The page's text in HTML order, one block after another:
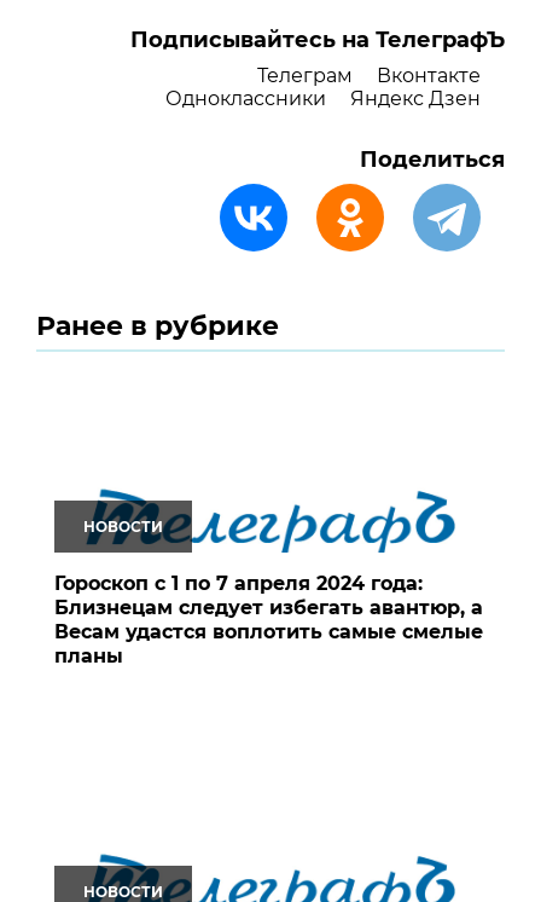
Подписывайтесь на ТелеграфЪ
Телеграм
Вконтакте
Одноклассники
Яндекс Дзен
Поделиться
Ранее в рубрике
НОВОСТИ
Гороскоп с 1 по 7 апреля 2024 года:
Близнецам следует избегать авантюр, а
Весам удастся воплотить самые смелые
планы
НОВОСТИ